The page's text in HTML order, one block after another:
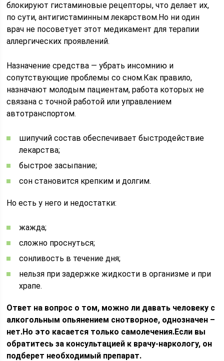
блокируют гистаминовые рецепторы, что делает их,
по сути, антигистаминным лекарством.Но ни один
врач не посоветует этот медикамент для терапии
аллергических проявлений.
Назначение средства — убрать инсомнию и
сопутствующие проблемы со сном.Как правило,
назначают молодым пациентам, работа которых не
связана с точной работой или управлением
автотранспортом.
шипучий состав обеспечивает быстродействие
лекарства;
быстрое засыпание;
сон становится крепким и долгим.
Но есть у него и недостатки:
жажда;
сложно проснуться;
сонливость в течение дня;
нельзя при задержке жидкости в организме и при
храпе.
Ответ на вопрос о том, можно ли давать человеку с
алкогольным опьянением снотворное, однозначен –
нет.Но это касается только самолечения.Если вы
обратитесь за консультацией к врачу-наркологу, он
подберет необходимый препарат.